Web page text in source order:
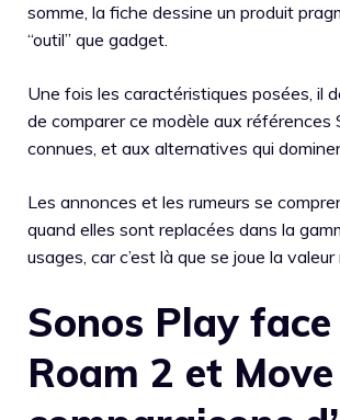
somme, la fiche dessine un produit
“outil” que gadget.
Une fois les caractéristiques posées, il
de comparer ce modèle aux références
connues, et aux alternatives qui
Les annonces et les rumeurs se
quand elles sont replacées dans la
usages, car c’est là que se joue la valeur
Sonos Play face
Roam 2 et